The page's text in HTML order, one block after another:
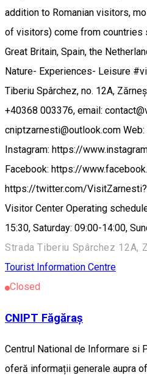
addition to Romanian visitors,
of visitors) come from countries
Great Britain, Spain, the
Nature- Experiences- Leisure
Tiberiu Spârchez, no. 12A,
+40368 003376, email:
cniptzarnesti@outlook.com
Instagram: https://
Facebook: https://
https://twitter.com/
Visitor Center Operating
15:30, Saturday: 09:00-14:00,
Strada Tiberiu Spârchez 12A,
Tourist Information Centre
Closed
CNIPT Făgăraș
Centrul National de Informare si
oferă informații generale aupra